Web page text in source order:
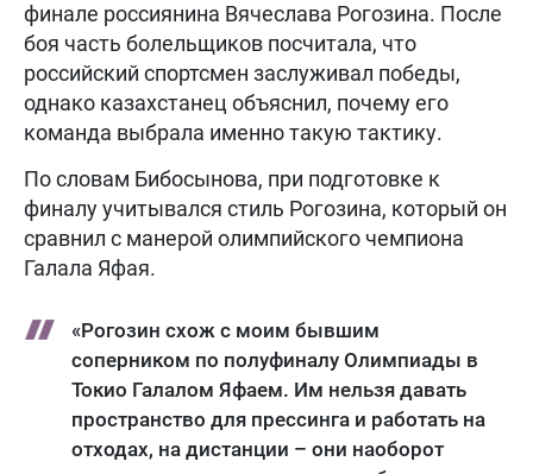
финале россиянина Вячеслава Рогозина. После
боя часть болельщиков посчитала, что
российский спортсмен заслуживал победы,
однако казахстанец объяснил, почему его
команда выбрала именно такую тактику.
По словам Бибосынова, при подготовке к
финалу учитывался стиль Рогозина, который он
сравнил с манерой олимпийского чемпиона
Галала Яфая.
«Рогозин схож с моим бывшим
соперником по полуфиналу Олимпиады в
Токио Галалом Яфаем. Им нельзя давать
пространство для прессинга и работать на
отходах, на дистанции – они наоборот